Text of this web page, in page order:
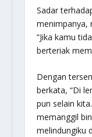
Sadar
menimpanya,
“Jika kamu
berteriak
Dengan
berkata, “Di
pun selain
memanggil
melindungiku